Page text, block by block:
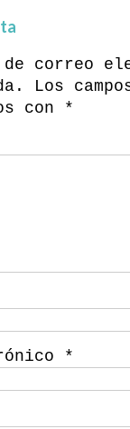
correo
Los
con
*
*